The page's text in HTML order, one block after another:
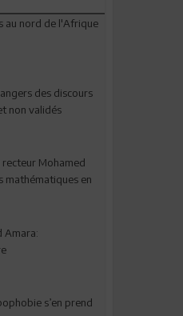
au nord de l'Afrique
des discours
non validés
Mohamed
mathématiques en
Amara:
s’en prend